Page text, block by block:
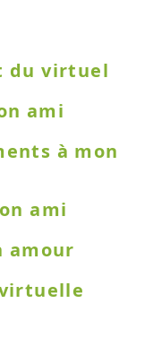
du virtuel
ami
à mon
ami
amour